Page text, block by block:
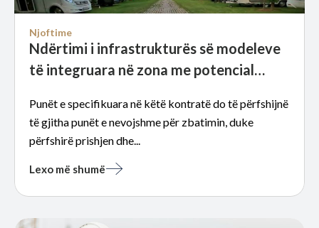
Njoftime
Ndërtimi i infrastrukturës së modeleve
të integruara në zona me potencial
dhe parkut të “Poli i Festivaleve dhe
Industrisë kreative” Drenovë, Korçë.
Punët e specifikuara në këtë kontratë do të përfshijnë
të gjitha punët e nevojshme për zbatimin, duke
përfshirë prishjen dhe...
Lexo më shumë